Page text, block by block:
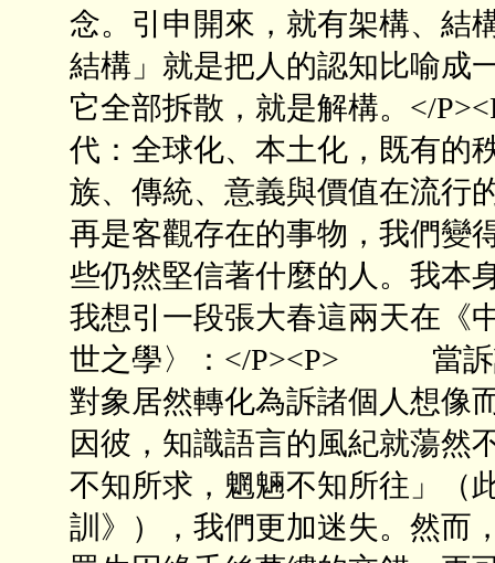
念。引申開來，就有架構、
結構」就是把人的認知比喻成
它全部拆散，就是解構。</
代：全球化、本土化，既有的
族、傳統、意義與價值在流行
再是客觀存在的事物，我們變
些仍然堅信著什麼的人。我本
我想引一段張大春這兩天在《
世之學〉：</P><P> 當訴
對象居然轉化為訴諸個人想像
因彼，知識語言的風紀就蕩
不知所求，魍魎不知所往」（
訓》），我們更加迷失。然而